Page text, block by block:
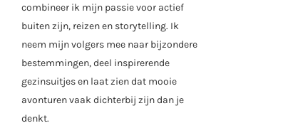
combineer ik mijn passie voor actief
buiten zijn, reizen en storytelling. Ik
neem mijn volgers mee naar bijzondere
bestemmingen, deel inspirerende
gezinsuitjes en laat zien dat mooie
avonturen vaak dichterbij zijn dan je
denkt.